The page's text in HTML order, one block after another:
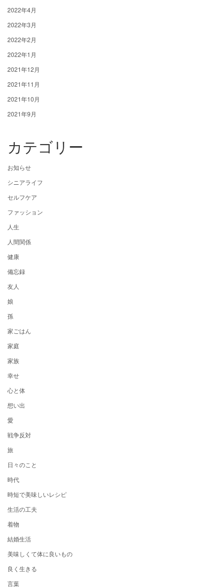
2022年4月
2022年3月
2022年2月
2022年1月
2021年12月
2021年11月
2021年10月
2021年9月
カテゴリー
お知らせ
シニアライフ
セルフケア
ファッション
人生
人間関係
健康
備忘録
友人
娘
孫
家ごはん
家庭
家族
幸せ
心と体
想い出
愛
戦争反対
旅
日々のこと
時代
時短で美味しいレシピ
生活の工夫
着物
結婚生活
美味しくて体に良いもの
良く生きる
言葉